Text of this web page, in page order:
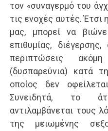
τον «συναγερμό του
τις ενοχές αυτές. Έτσι
μας, μπορεί να
επιθυμίας,
περιπτώσεις
(δυσπαρεύνια) κατά
οποίος δεν
Συνειδητά, το
αντιλαμβάνεται τους
της μειωμένης